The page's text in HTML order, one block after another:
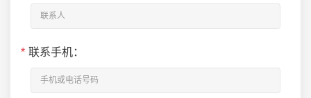
* 联系手机：